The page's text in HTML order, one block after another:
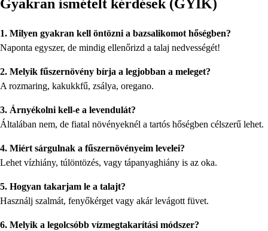
Gyakran ismételt kérdések (GYIK)
1. Milyen gyakran kell öntözni a bazsalikomot hőségben?
Naponta egyszer, de mindig ellenőrizd a talaj nedvességét!
2. Melyik fűszernövény bírja a legjobban a meleget?
A rozmaring, kakukkfű, zsálya, oregano.
3. Árnyékolni kell-e a levendulát?
Általában nem, de fiatal növényeknél a tartós hőségben célszerű lehet.
4. Miért sárgulnak a fűszernövényeim levelei?
Lehet vízhiány, túlöntözés, vagy tápanyaghiány is az oka.
5. Hogyan takarjam le a talajt?
Használj szalmát, fenyőkérget vagy akár levágott füvet.
6. Melyik a legolcsóbb vízmegtakarítási módszer?